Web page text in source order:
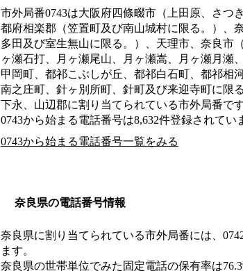
市外局番0743は大阪府四條畷市（上田原、さつ
都府相楽郡（笠置町及び南山城村に限る。）、
多田及び室生無山に限る。）、天理市、奈良市
ヶ瀬石打、月ヶ瀬尾山、月ヶ瀬嵩、月ヶ瀬月瀬
甲岡町、都祁こぶしが丘、都祁白石町、都祁相
南之庄町、針ヶ別所町、針町及び来迎寺町に限
下永、山辺郡に割り当てられている市外局番です
0743から始まる電話番号は8,632件登録されてい
0743から始まる電話番号一覧をみる
奈良県の電話番号情報
奈良県に割り当てられている市外局番には、
ます。
奈良県の世帯単位でみた固定電話の保有率は